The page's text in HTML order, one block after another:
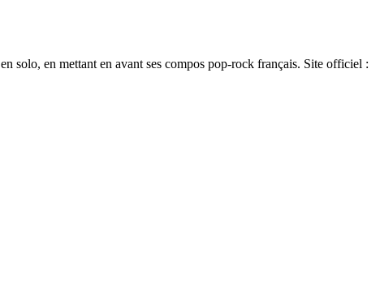
solo, en mettant en avant ses compos pop-rock français. Site officiel :